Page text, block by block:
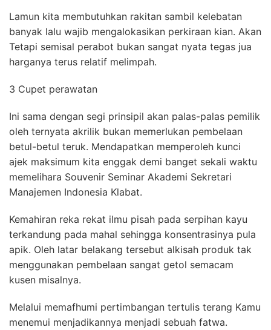
Lamun kita membutuhkan rakitan sambil kelebatan
banyak lalu wajib mengalokasikan perkiraan kian. Akan
Tetapi semisal perabot bukan sangat nyata tegas jua
harganya terus relatif melimpah.
3 Cupet perawatan
Ini sama dengan segi prinsipil akan palas-palas pemilik
oleh ternyata akrilik bukan memerlukan pembelaan
betul-betul teruk. Mendapatkan memperoleh kunci
ajek maksimum kita enggak demi banget sekali waktu
memelihara Souvenir Seminar Akademi Sekretari
Manajemen Indonesia Klabat.
Kemahiran reka rekat ilmu pisah pada serpihan kayu
terkandung pada mahal sehingga konsentrasinya pula
apik. Oleh latar belakang tersebut alkisah produk tak
menggunakan pembelaan sangat getol semacam
kusen misalnya.
Melalui memafhumi pertimbangan tertulis terang Kamu
menemui menjadikannya menjadi sebuah fatwa.